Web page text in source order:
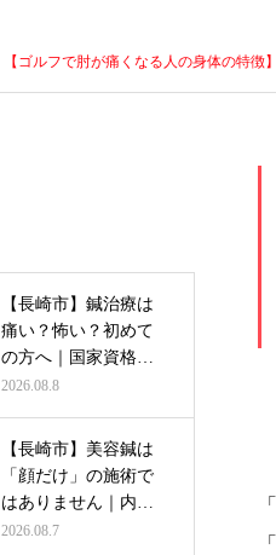
【ゴルフで肘が痛くなる人の身体の特徴
【長崎市】鍼治療は
痛い？怖い？初めて
の方へ｜国家資格者
がわかりやす…
2026.08.8
【長崎市】美容鍼は
「顔だけ」の施術で
はありません｜内側
から輝く美し…
2026.08.7